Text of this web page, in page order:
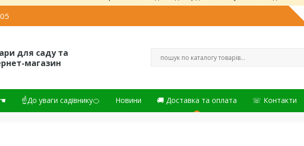
для саду та
магазин
☝До уваги садівнику🍊 Новини 🚚 Доставка та оплата ☏ Контакти